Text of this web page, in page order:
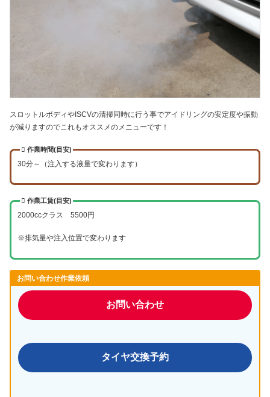
スロットルボディやISCVの清掃同時に行う事でアイドリングの安定度や振動
が減りますのでこれもオススメのメニューです！
作業時間(目安)
30分～（注入する液量で変わります）
作業工賃(目安)
2000ccクラス 5500円
※排気量や注入位置で変わります
お問い合わせ作業依頼
お問い合わせ
タイヤ交換予約